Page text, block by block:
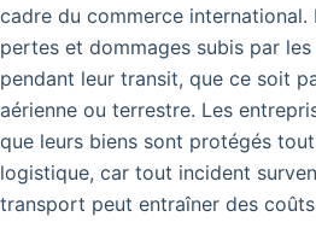
cadre du commerce international.
pertes et dommages subis par
pendant leur transit, que ce soit
aérienne ou terrestre. Les
que leurs biens sont protégés
logistique, car tout incident
transport peut entraîner des